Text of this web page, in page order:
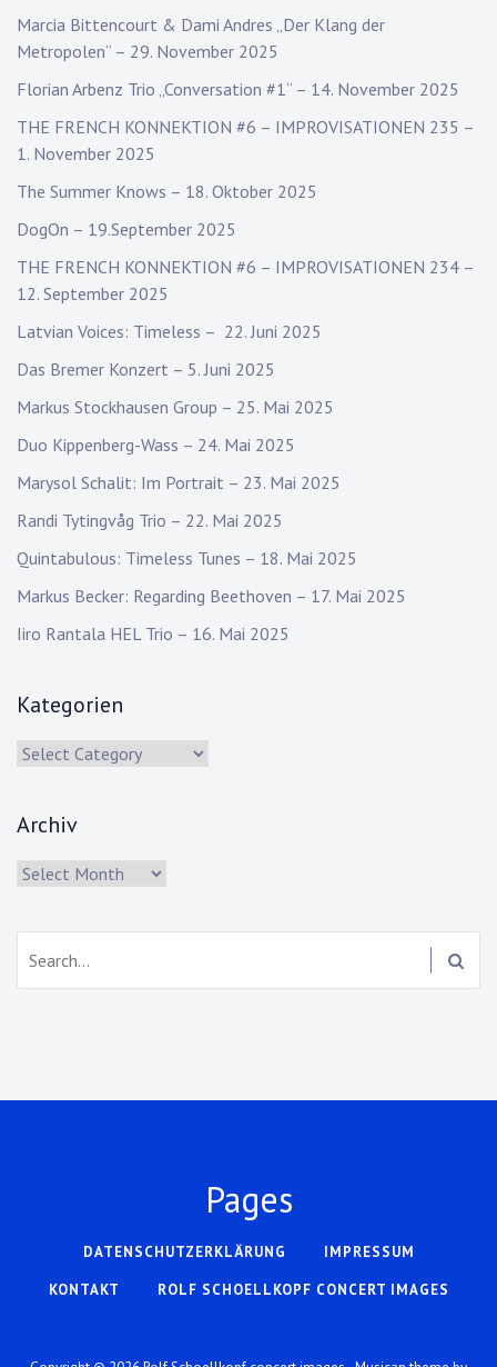
Marcia Bittencourt & Dami Andres „Der Klang der
Metropolen“ – 29. November 2025
Florian Arbenz Trio „Conversation #1“ – 14. November 2025
THE FRENCH KONNEKTION #6 – IMPROVISATIONEN 235 –
1. November 2025
The Summer Knows – 18. Oktober 2025
DogOn – 19.September 2025
THE FRENCH KONNEKTION #6 – IMPROVISATIONEN 234 –
12. September 2025
Latvian Voices: Timeless – 22. Juni 2025
Das Bremer Konzert – 5. Juni 2025
Markus Stockhausen Group – 25. Mai 2025
Duo Kippenberg-Wass – 24. Mai 2025
Marysol Schalit: Im Portrait – 23. Mai 2025
Randi Tytingvåg Trio – 22. Mai 2025
Quintabulous: Timeless Tunes – 18. Mai 2025
Markus Becker: Regarding Beethoven – 17. Mai 2025
Iiro Rantala HEL Trio – 16. Mai 2025
Kategorien
Kategorien
Archiv
Archiv
Pages
DATENSCHUTZERKLÄRUNG
IMPRESSUM
KONTAKT
ROLF SCHOELLKOPF CONCERT IMAGES